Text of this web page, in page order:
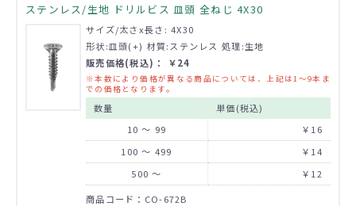
ステンレス/生地 ドリルビス 皿頭 全ねじ 4X30
サイズ/太さx長さ: 4X30
形状:皿頭(+) 材質:ステンレス 処理:生地
販売価格(税込)： ￥24
※本数により価格が異なる商品については、上記は1～9本ま
での価格となります。
数量
単価(税込)
10 ～ 99
￥16
100 ～ 499
￥14
500 ～
￥12
商品コード：CO-672B